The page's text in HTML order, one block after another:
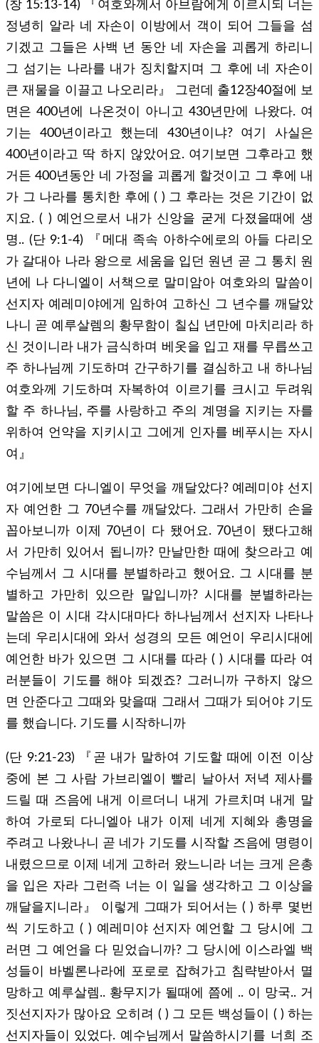
(창 15:13-14) 『여호와께서 아브람에게 이르시되 너는
정녕히 알라 네 자손이 이방에서 객이 되어 그들을 섬
기겠고 그들은 사백 년 동안 네 자손을 괴롭게 하리니
그 섬기는 나라를 내가 징치할지며 그 후에 네 자손이
큰 재물을 이끌고 나오리라』 그런데 출12장40절에 보
면은 400년에 나온것이 아니고 430년만에 나왔다. 여
기는 400년이라고 했는데 430년이냐? 여기 사실은
400년이라고 딱 하지 않았어요. 여기보면 그후라고 했
거든 400년동안 네 가정을 괴롭게 할것이고 그 후에 내
가 그 나라를 통치한 후에 ( ) 그 후라는 것은 기간이 없
지요. ( ) 예언으로서 내가 신앙을 굳게 다졌을때에 생
명.. (단 9:1-4) 『메대 족속 아하수에로의 아들 다리오
가 갈대아 나라 왕으로 세움을 입던 원년 곧 그 통치 원
년에 나 다니엘이 서책으로 말미암아 여호와의 말씀이
선지자 예레미야에게 임하여 고하신 그 년수를 깨달았
나니 곧 예루살렘의 황무함이 칠십 년만에 마치리라 하
신 것이니라 내가 금식하며 베옷을 입고 재를 무릅쓰고
주 하나님께 기도하며 간구하기를 결심하고 내 하나님
여호와께 기도하며 자복하여 이르기를 크시고 두려워
할 주 하나님, 주를 사랑하고 주의 계명을 지키는 자를
위하여 언약을 지키시고 그에게 인자를 베푸시는 자시
여』
여기에보면 다니엘이 무엇을 깨달았다? 예레미야 선지
자 예언한 그 70년수를 깨달았다. 그래서 가만히 손을
꼽아보니까 이제 70년이 다 됐어요. 70년이 됐다고해
서 가만히 있어서 됩니까? 만날만한 때에 찾으라고 예
수님께서 그 시대를 분별하라고 했어요. 그 시대를 분
별하고 가만히 있으란 말입니까? 시대를 분별하라는
말씀은 이 시대 각시대마다 하나님께서 선지자 나타나
는데 우리시대에 와서 성경의 모든 예언이 우리시대에
예언한 바가 있으면 그 시대를 따라 ( ) 시대를 따라 여
러분들이 기도를 해야 되겠죠? 그러니까 구하지 않으
면 안준다고 그때와 맞을때 그래서 그때가 되어야 기도
를 했습니다. 기도를 시작하니까
(단 9:21-23) 『곧 내가 말하여 기도할 때에 이전 이상
중에 본 그 사람 가브리엘이 빨리 날아서 저녁 제사를
드릴 때 즈음에 내게 이르더니 내게 가르치며 내게 말
하여 가로되 다니엘아 내가 이제 네게 지혜와 총명을
주려고 나왔나니 곧 네가 기도를 시작할 즈음에 명령이
내렸으므로 이제 네게 고하러 왔느니라 너는 크게 은총
을 입은 자라 그런즉 너는 이 일을 생각하고 그 이상을
깨달을지니라』 이렇게 그때가 되어서는 ( ) 하루 몇번
씩 기도하고 ( ) 예레미야 선지자 예언할 그 당시에 그
러면 그 예언을 다 믿었습니까? 그 당시에 이스라엘 백
성들이 바벨론나라에 포로로 잡혀가고 침략받아서 멸
망하고 예루살렘.. 황무지가 될때에 쯤에 .. 이 망국.. 거
짓선지자가 많아요 오히려 ( ) 그 모든 백성들이 ( ) 하는
선지자들이 있었다. 예수님께서 말씀하시기를 너희 조